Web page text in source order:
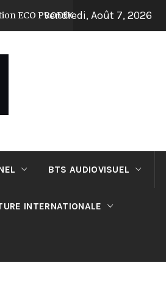
au lycée Suger ! Il y
vendredi, Août 7, 2026
BTS AUDIOVISUEL
INTERNATIONALE